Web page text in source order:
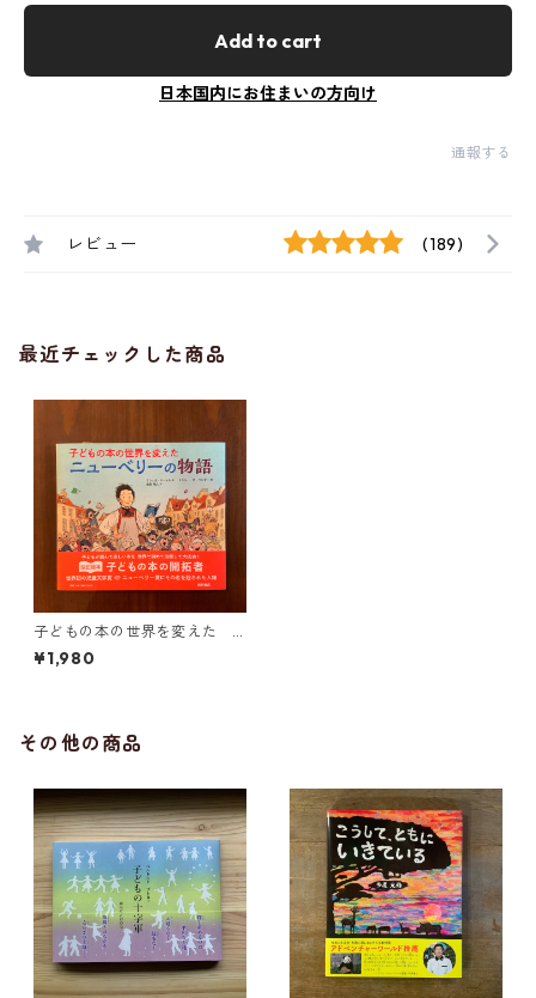
Add to cart
日本国内にお住まいの方向け
通報する
レビュー (189)
最近チェックした商品
子どもの本の世界を変えた
ニューベリーの物語
¥1,980
その他の商品